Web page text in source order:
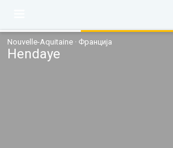
Nouvelle-Aquitaine · Франција
Hendaye